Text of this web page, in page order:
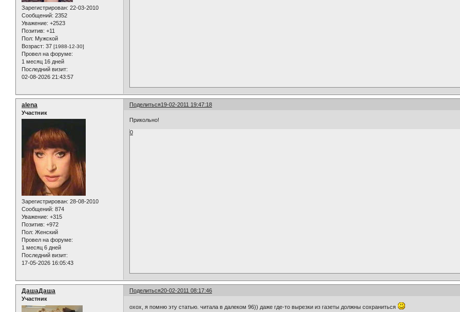
Зарегистрирован: 22-03-2010
Сообщений: 2352
Уважение: +2523
Позитив: +11
Пол: Мужской
Возраст: 37 [1988-12-30]
Провел на форуме:
1 месяц 16 дней
Последний визит:
02-08-2026 21:43:57
Поделиться19-02-2011 19:47:18
alena
Участник
Зарегистрирован: 28-08-2010
Сообщений: 874
Уважение: +315
Позитив: +972
Пол: Женский
Провел на форуме:
1 месяц 6 дней
Последний визит:
17-05-2026 16:05:43
Прикольно!
0
Поделиться20-02-2011 08:17:46
ДашаДаша
Участник
охох, я помню эту статью. читала в далеком 96)) даже где-то вырезки из газеты должны сохраниться